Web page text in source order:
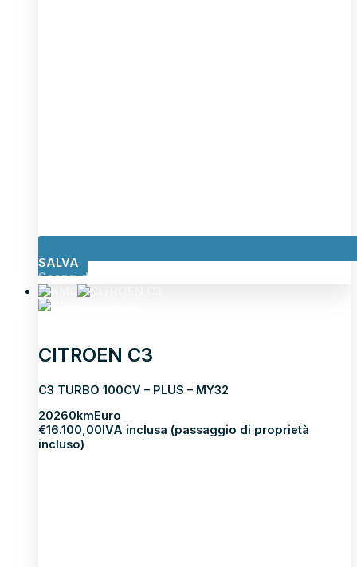
SALVA
Scopri di più
CITROEN C3
C3 TURBO 100CV – PLUS – MY32
20260kmEuro
€16.100,00IVA inclusa (passaggio di proprietà
incluso)